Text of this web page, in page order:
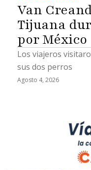
Van
Tijuana
por México
Los viajeros
sus dos perros
Agosto 4, 2026